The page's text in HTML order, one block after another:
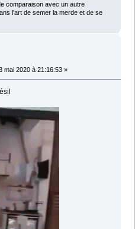
comparaison avec un autre
l'art de semer la merde et de se
mai 2020 à 21:16:53 »